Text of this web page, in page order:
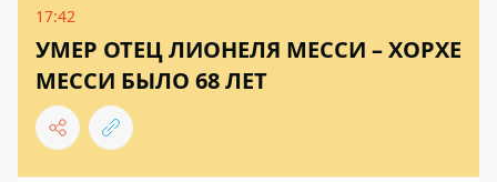
17:42
УМЕР ОТЕЦ ЛИОНЕЛЯ МЕССИ – ХОРХЕ
МЕССИ БЫЛО 68 ЛЕТ